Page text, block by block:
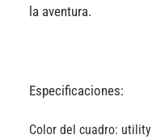
la aventura.
Especificaciones:
Color del cuadro: